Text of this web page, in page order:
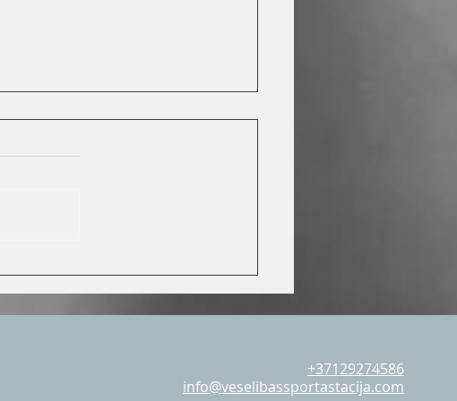
sāpēm, bet izbaudi!
+37129274586
info@veselibassportastacija.com